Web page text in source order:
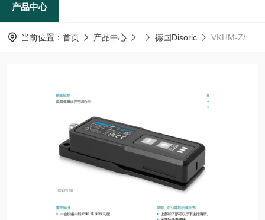
产品中心
当前位置： 首页 产品中心 德国Disoric VKHM-Z/VSM-Z/T德森瑞 德国Disoric 多功能转接器